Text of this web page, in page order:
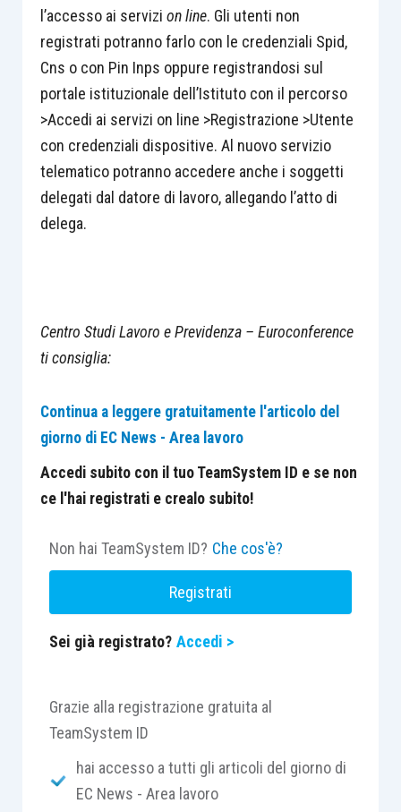
l’accesso ai servizi on line. Gli utenti non
registrati potranno farlo con le credenziali Spid,
Cns o con Pin Inps oppure registrandosi sul
portale istituzionale dell’Istituto con il percorso
>Accedi ai servizi on line >Registrazione >Utente
con credenziali dispositive. Al nuovo servizio
telematico potranno accedere anche i soggetti
delegati dal datore di lavoro, allegando l’atto di
delega.
Centro Studi Lavoro e Previdenza – Euroconference
ti consiglia:
Continua a leggere gratuitamente l'articolo del
giorno di EC News - Area lavoro
Accedi subito con il tuo TeamSystem ID e se non
ce l'hai registrati e crealo subito!
Non hai TeamSystem ID? Che cos'è?
Registrati
Sei già registrato? Accedi >
Grazie alla registrazione gratuita al
TeamSystem ID
hai accesso a tutti gli articoli del giorno di
EC News - Area lavoro